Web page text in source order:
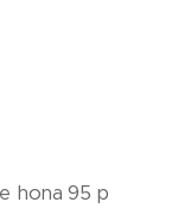
hona 95 p